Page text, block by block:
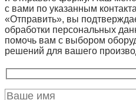
с вами по указанным
«Отправить», вы
обработки персональных
помочь вам с выбором
решений для вашего